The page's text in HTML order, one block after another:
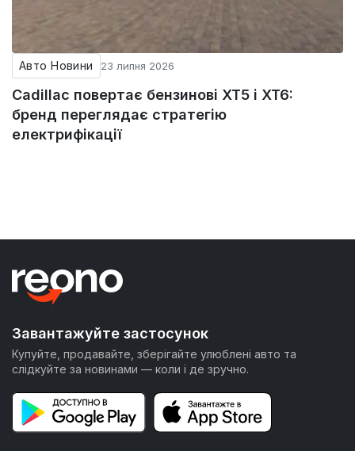
Авто Новини 23 липня 2026
Cadillac повертає бензинові XT5 і XT6:
бренд переглядає стратегію
електрифікації
Завантажуйте застосунок
Купуйте, продавайте, зберігайте улюблені авто та
слідкуйте за новинами — коли і де зручно.